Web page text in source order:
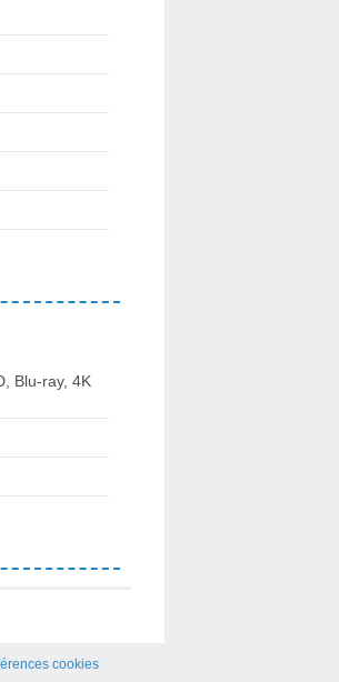
Blu-ray, 4K
cookies